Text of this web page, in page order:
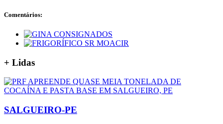
Comentários:
+ Lidas
SALGUEIRO-PE